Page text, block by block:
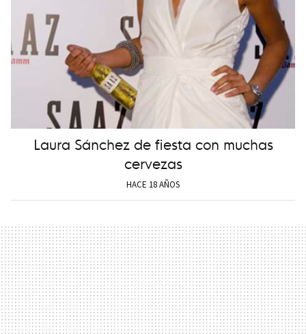
Laura Sánchez de fiesta con muchas
cervezas
HACE 18 AÑOS